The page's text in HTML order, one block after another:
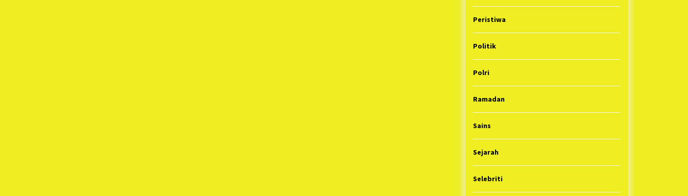
Peristiwa
Politik
Polri
Ramadan
Sains
Sejarah
Selebriti